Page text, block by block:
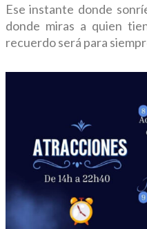
Ese instante donde
donde miras a quien
recuerdo será para